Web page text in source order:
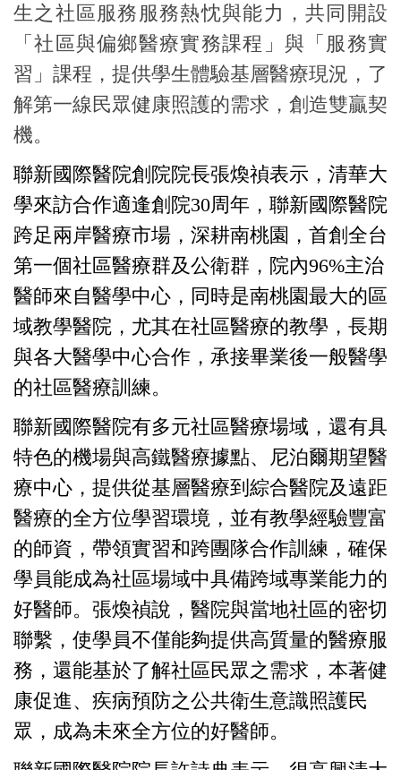
生之社區服務服務熱忱與能力，共同開設
「社區與偏鄉醫療實務課程」與「服務實
習」課程，提供學生體驗基層醫療現況，了
解第一線民眾健康照護的需求，創造雙贏契
機。
聯新國際醫院創院院長張煥禎表示，清華大
學來訪合作適逢創院30周年，聯新國際醫院
跨足兩岸醫療市場，深耕南桃園，首創全台
第一個社區醫療群及公衛群，院內96%主治
醫師來自醫學中心，同時是南桃園最大的區
域教學醫院，尤其在社區醫療的教學，長期
與各大醫學中心合作，承接畢業後一般醫學
的社區醫療訓練。
聯新國際醫院有多元社區醫療場域，還有具
特色的機場與高鐵醫療據點、尼泊爾期望醫
療中心，提供從基層醫療到綜合醫院及遠距
醫療的全方位學習環境，並有教學經驗豐富
的師資，帶領實習和跨團隊合作訓練，確保
學員能成為社區場域中具備跨域專業能力的
好醫師。張煥禎說，醫院與當地社區的密切
聯繫，使學員不僅能夠提供高質量的醫療服
務，還能基於了解社區民眾之需求，本著健
康促進、疾病預防之公共衛生意識照護民
眾，成為未來全方位的好醫師。